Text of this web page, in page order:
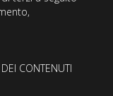
CONTENUTI